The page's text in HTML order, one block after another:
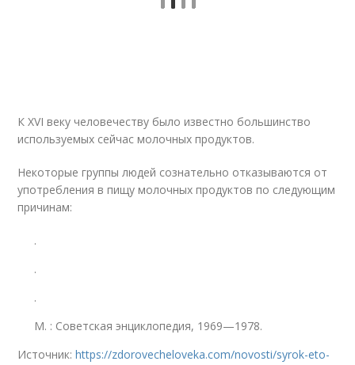
К XVI веку человечеству было известно большинство
используемых сейчас молочных продуктов.
Некоторые группы людей сознательно отказываются от
употребления в пищу молочных продуктов по следующим
причинам:
.
.
.
М. : Советская энциклопедия, 1969—1978.
Источник:https://zdorovecheloveka.com/novosti/syrok-eto-